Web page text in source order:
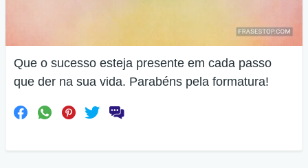
Que o sucesso esteja presente em cada passo
que der na sua vida. Parabéns pela formatura!